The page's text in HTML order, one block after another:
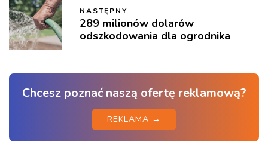
NASTĘPNY
289 milionów dolarów
odszkodowania dla ogrodnika
Chcesz poznać naszą ofertę reklamową?
REKLAMA →